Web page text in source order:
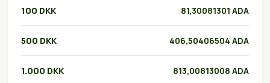
100 DKK 81,30081301 ADA
500 DKK 406,50406504 ADA
1.000 DKK 813,00813008 ADA